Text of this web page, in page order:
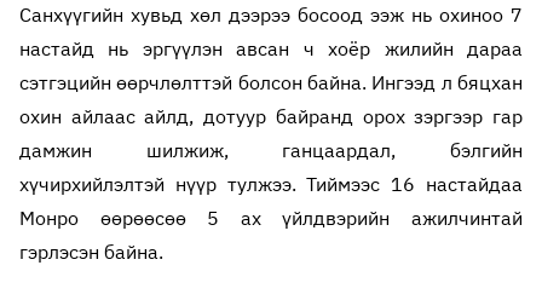
Санхүүгийн хувьд хөл дээрээ босоод ээж нь охиноо 7
настайд нь эргүүлэн авсан ч хоёр жилийн дараа
сэтгэцийн өөрчлөлттэй болсон байна. Ингээд л бяцхан
охин айлаас айлд, дотуур байранд орох зэргээр гар
дамжин шилжиж, ганцаардал, бэлгийн
хүчирхийлэлтэй нүүр тулжээ. Тиймээс 16 настайдаа
Монро өөрөөсөө 5 ах үйлдвэрийн ажилчинтай
гэрлэсэн байна.